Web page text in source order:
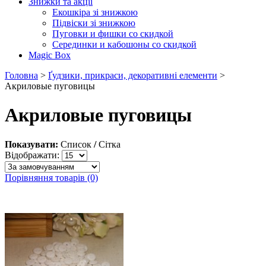
Екошкіра зі знижкою
Підвіски зі знижкою
Пуговки и фишки со скидкой
Серединки и кабошоны со скидкой
Magic Box
Головна > Ґудзики, прикраси, декоративні елементи >
Акриловые пуговицы
Акриловые пуговицы
Показувати: Список / Сітка
Відображати:
Порівняння товарів (0)